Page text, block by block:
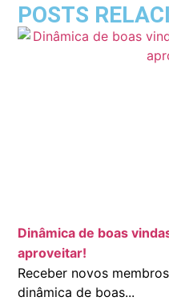
POSTS
Dinâmica de boas
aproveitar!
Receber novos
dinâmica de boas...